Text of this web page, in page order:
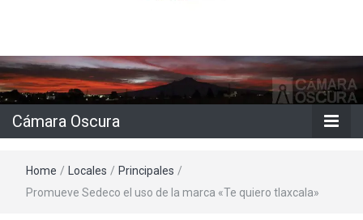
Cámara
Oscura
Cámara Oscura
Home / Locales / Principales /
Promueve Sedeco el uso de la marca «Te quiero tlaxcala»